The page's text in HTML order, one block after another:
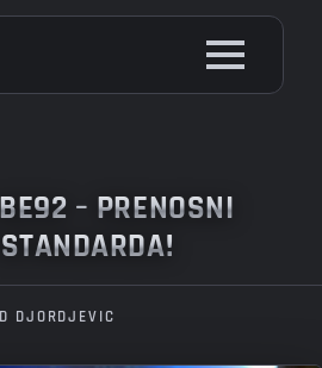
– PRENOSNI
DJORDJEVIC